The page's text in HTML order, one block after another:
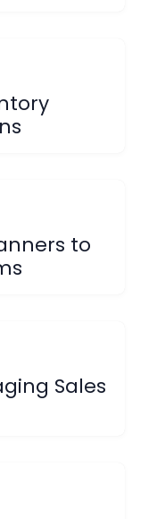
to
Sales